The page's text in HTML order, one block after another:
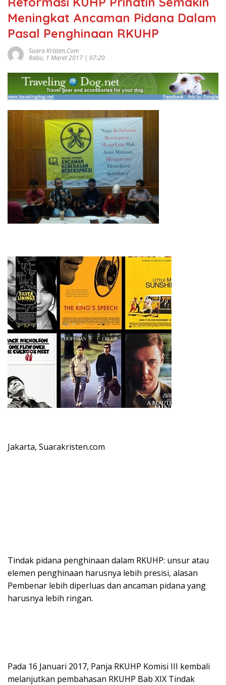
Meningkat Ancaman Pidana Dalam
Pasal Penghinaan RKUHP
Suara Kristen.com
Rabu, 1 Maret 2017 | 07:20
Jakarta, Suarakristen.com
Tindak pidana penghinaan dalam RKUHP: unsur atau
elemen penghinaan harusnya lebih presisi, alasan
Pembenar lebih diperluas dan ancaman pidana yang
harusnya lebih ringan.
Pada 16 Januari 2017, Panja RKUHP Komisi III kembali
melanjutkan pembahasan RKUHP Bab XIX Tindak